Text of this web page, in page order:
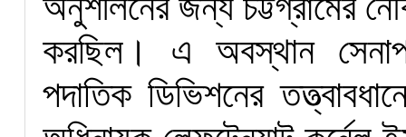
করছিল। এ অবস্থান
পদাতিক ডিভিশনের